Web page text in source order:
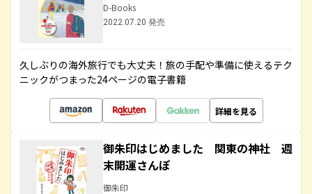
D-Books
2022.07.20 発売
久しぶりの海外旅行でも大丈夫！旅の手配や準備に使えるテク
ニックがつまった24ページの電子書籍
詳細を見る
御朱印はじめました 関東の神社 週
末開運さんぽ
御朱印